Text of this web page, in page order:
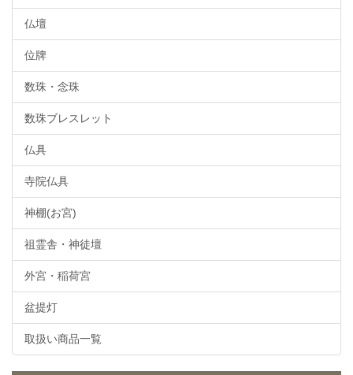
仏壇
位牌
数珠・念珠
数珠ブレスレット
仏具
寺院仏具
神棚(お宮)
祖霊舎・神徒壇
外宮・稲荷宮
盆提灯
取扱い商品一覧